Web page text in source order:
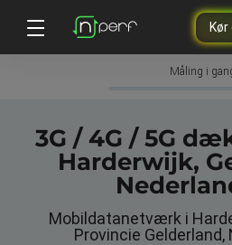
Måling i
3G / 4G / 5G
Harderwijk,
Mobildatanetværk i
Provincie Gelderland,